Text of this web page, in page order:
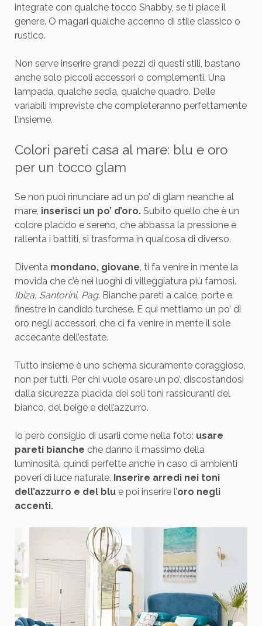
integrate con qualche tocco Shabby, se ti piace il
genere. O magari qualche accenno di stile classico o
rustico.
Non serve inserire grandi pezzi di questi stili, bastano
anche solo piccoli accessori o complementi. Una
lampada, qualche sedia, qualche quadro. Delle
variabili impreviste che completeranno perfettamente
l’insieme.
Colori pareti casa al mare: blu e oro
per un tocco glam
Se non puoi rinunciare ad un po’ di glam neanche al
mare, inserisci un po’ d’oro.Subito quello che è un
colore placido e sereno, che abbassa la pressione e
rallenta i battiti, si trasforma in qualcosa di diverso.
Diventa mondano, giovane, ti fa venire in mente la
movida che c’è nei luoghi di villeggiatura più famosi.
Ibiza, Santorini, Pag. Bianche pareti a calce, porte e
finestre in candido turchese. E qui mettiamo un po’ di
oro negli accessori, che ci fa venire in mente il sole
accecante dell’estate.
Tutto insieme è uno schema sicuramente coraggioso,
non per tutti. Per chi vuole osare un po’, discostandosi
dalla sicurezza placida dei soli toni rassicuranti del
bianco, del beige e dell’azzurro.
Io però consiglio di usarli come nella foto: usare
pareti bianche che danno il massimo della
luminosità, quindi perfette anche in caso di ambienti
poveri di luce naturale. Inserire arredi nei toni
dell’azzurro e del blue poi inserire l’oro negli
accenti.